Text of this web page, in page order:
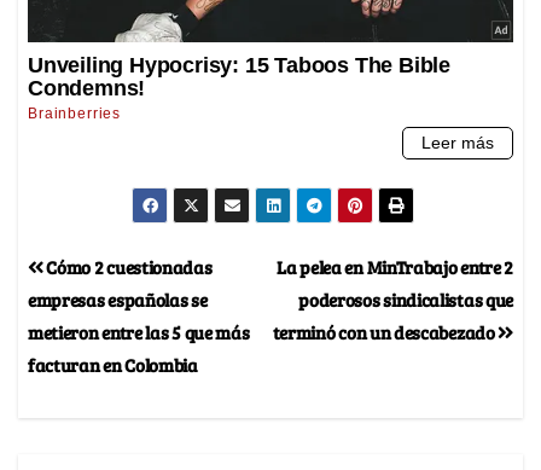
La pelea en MinTrabajo entre 2
poderosos sindicalistas que
terminó con un descabezado
Cómo 2 cuestionadas
empresas españolas se
metieron entre las 5 que más
facturan en Colombia